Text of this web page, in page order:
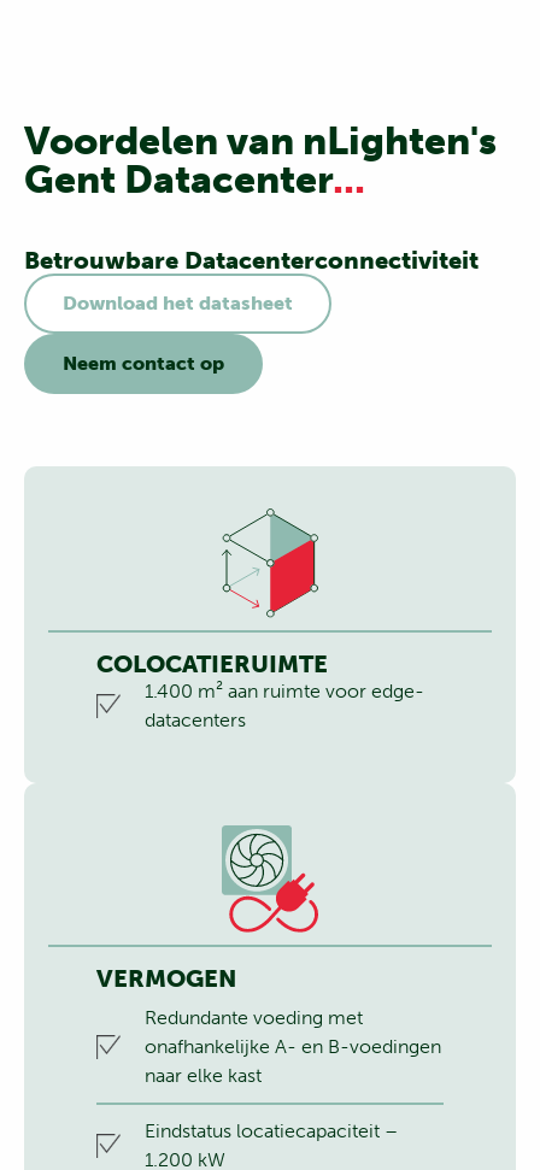
Voordelen van nLighten's
Gent Datacenter...
Betrouwbare Datacenterconnectiviteit
Download het datasheet
Neem contact op
COLOCATIERUIMTE
1.400 m² aan ruimte voor edge-
datacenters
VERMOGEN
Redundante voeding met
onafhankelijke A- en B-voedingen
naar elke kast
Eindstatus locatiecapaciteit –
1.200 kW